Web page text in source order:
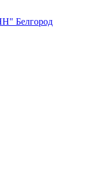
Белгород